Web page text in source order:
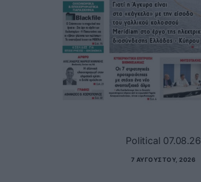
Political 07.08.26
7 ΑΥΓΟΎΣΤΟΥ, 2026